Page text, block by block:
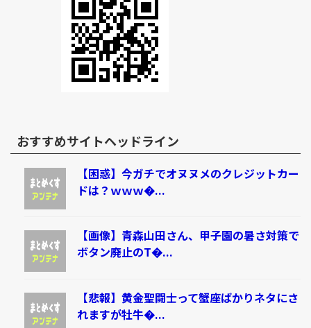
おすすめサイトヘッドライン
【困惑】今ガチでオヌヌメのクレジットカー
ドは？ｗｗｗ�...
【画像】青森山田さん、甲子園の暑さ対策で
ボタン廃止のT�...
【悲報】黄金聖闘士って蟹座ばかりネタにさ
れますが牡牛�...